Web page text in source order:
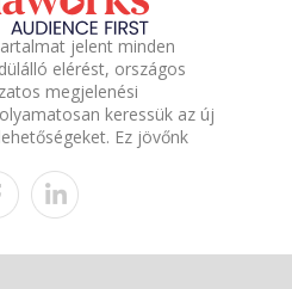
jelent minden
elérést, országos
megjelenési
keressük az új
Ez jövőnk